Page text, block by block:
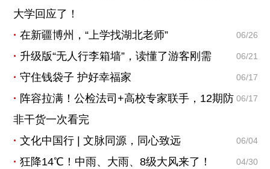
大学回应了！
06/26
在新疆博州，“上学找湖北老师”
06/21
升级版“无人行李箱墙”，读懂了游客刚需
06/17
守住钱袋子 护好幸福家
06/17
阵容拉满！公检法司+高校专家联手，12期防
非干货一次看完
06/04
文化中国行 | 文脉同源，同心致远
04/30
狂降14℃！中雨、大雨、8级大风来了！